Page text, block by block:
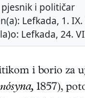
i političar
Lefkada, 1. IX.
Lefkada, 24.
i borio za
1857),